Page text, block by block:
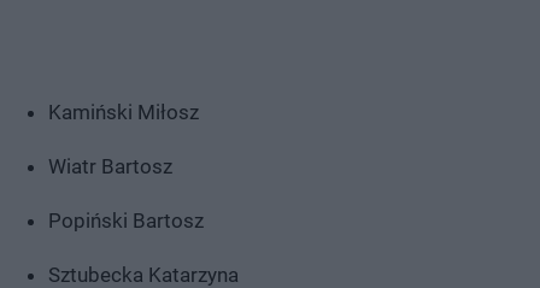
Kamiński Miłosz
Wiatr Bartosz
Popiński Bartosz
Sztubecka Katarzyna